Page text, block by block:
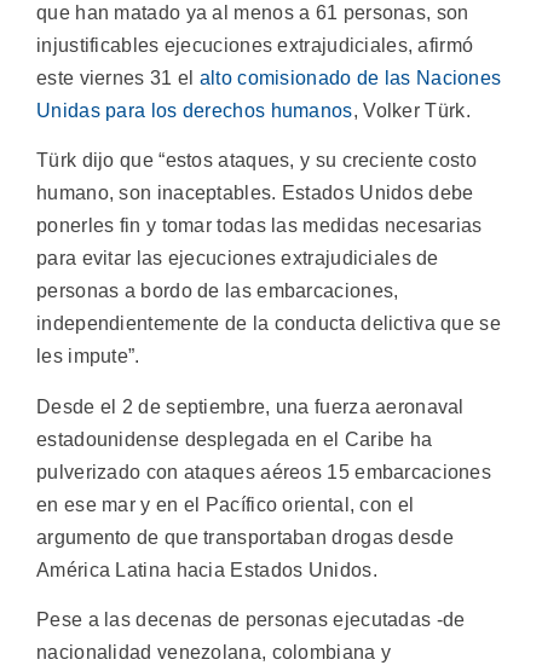
que han matado ya al menos a 61 personas, son
injustificables ejecuciones extrajudiciales, afirmó
este viernes 31 el alto comisionado de las Naciones
Unidas para los derechos humanos, Volker Türk.
Türk dijo que “estos ataques, y su creciente costo
humano, son inaceptables. Estados Unidos debe
ponerles fin y tomar todas las medidas necesarias
para evitar las ejecuciones extrajudiciales de
personas a bordo de las embarcaciones,
independientemente de la conducta delictiva que se
les impute”.
Desde el 2 de septiembre, una fuerza aeronaval
estadounidense desplegada en el Caribe ha
pulverizado con ataques aéreos 15 embarcaciones
en ese mar y en el Pacífico oriental, con el
argumento de que transportaban drogas desde
América Latina hacia Estados Unidos.
Pese a las decenas de personas ejecutadas -de
nacionalidad venezolana, colombiana y